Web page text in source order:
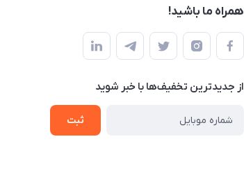
همراه ما باشید!
از جدید‌ترین تخفیف‌ها با‌ خبر شوید
ثبت